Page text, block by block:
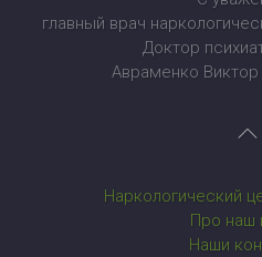
главный врач
Доктор
Авраменко
Наркологический
Про наш
Наши